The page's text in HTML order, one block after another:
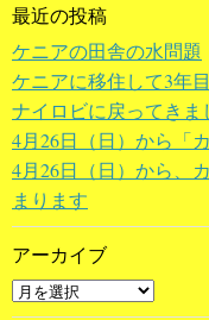
最近の投稿
ケニアの田舎の水問題
ケニアに移住して3年目
ナイロビに戻ってきま
4月26日（日）から「
4月26日（日）から、
まります
アーカイブ